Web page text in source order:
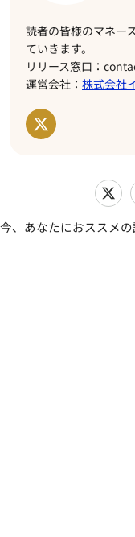
読者の皆様のマネー
ていきます。
リリース窓口：
運営会社： 株式会社
今、あなたにおススメ